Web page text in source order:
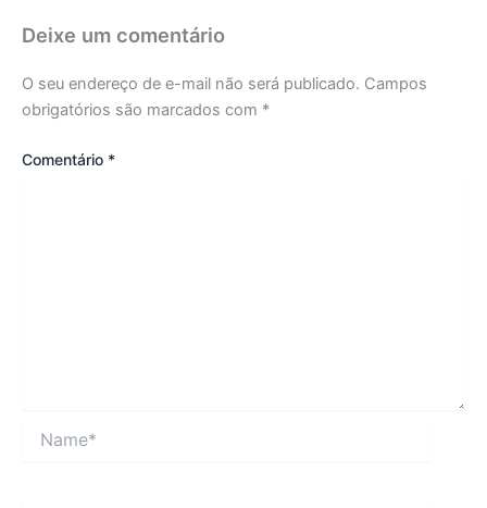
Deixe um comentário
O seu endereço de e-mail não será publicado. Campos
obrigatórios são marcados com *
Comentário *